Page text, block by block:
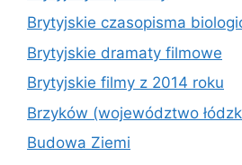
Brytyjskie czasopisma
Brytyjskie dramaty filmowe
Brytyjskie filmy z 2014 roku
Brzyków (województwo
Budowa Ziemi